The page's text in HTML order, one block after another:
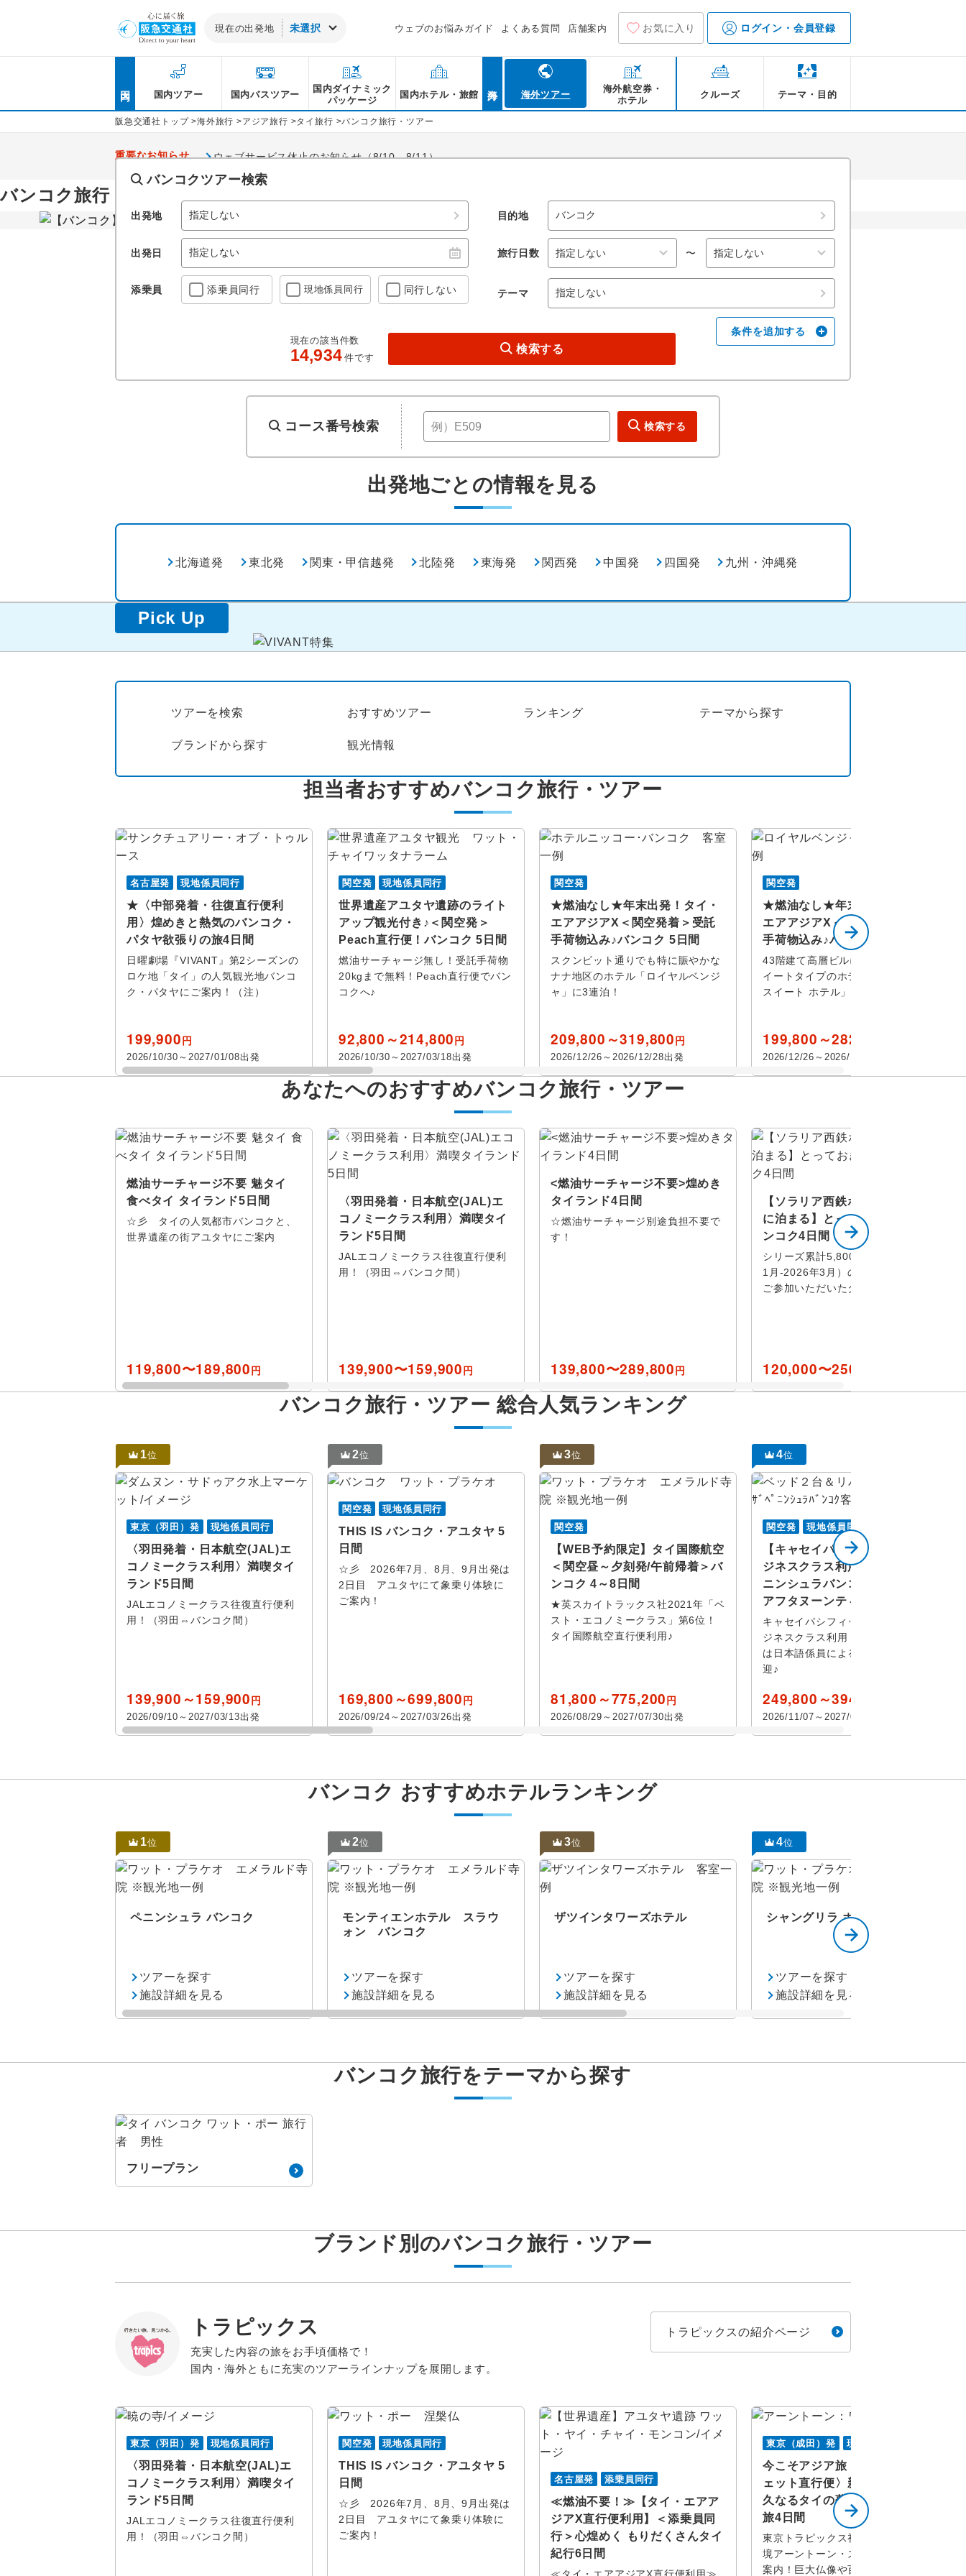
現在の出発地 未選択
東北発
関東・甲信越発
東海発
関西発
中国発
四国発
九州・沖縄発
ウェブのお悩みガイド よくある質問 店舗案内 お気に入り ログイン・会員登録
国内ツアー 国内バスツアー
国内ダイナミック
パッケージ
国内ホテル・旅館 海外ツアー
海外航空券・
ホテル
クルーズ テーマ・目的
阪急交通社トップ >海外旅行 >アジア旅行 >タイ旅行 >バンコク旅行・ツアー
重要なお知らせ ウェブサービス休止のお知らせ（8/10、8/11）
バンコク旅行・ツアー
バンコクはワット・プラケオやカオサン通りなどの観光スポット、マッサマンカレーやカオソーイなどのグル
メもいっぱい！お得なバンコク旅行・バンコクツアーなら阪急交通社におまかせ！
【バンコク】ワット・サマーン・ラッタナーラーム
【バンコク】ワット・アルン
【バンコク】ワット・サマーン・ラッタナーラーム
バンコクツアー検索
出発地 目的地
出発日 旅行日数 〜
添乗員 添乗員同行 現地係員 同行 同行しない テーマ
現在の該当件数
14,934 件です
条件を追加する
検索する
関東・甲信越
北陸
東海
中国
タイすべて
プーケット チェンマイ
アユタヤ パタヤ
ナコンパトム ウドンタニ スコタイ
ナコンパトム ノンカイ
日 月 土 火 水 木 土
長期滞在 周遊 女性限定
1名参加可能
乗り物
観光列車 クルーズ旅行
歴史 / 文化
自然探訪 登山・ハイキング オーロラ観賞
ゴルフ
グルメ テーマパーク ウェブ限定
プレミアムエコノミー
ビジネス
ファースト
クリスタルハート
e-very
フレンドツアー
ロイヤルコレクション
2名催行
コース番号検索 検索する
出発地ごとの情報を見る
北海道発 東北発 関東・甲信越発 北陸発 東海発 関西発 中国発 四国発 九州・沖縄発
Pick Up
ツアーを検索 おすすめツアー ランキング テーマから探す
ブランドから探す 観光情報
担当者おすすめバンコク旅行・ツアー
名古屋発 現地係員同行
★〈中部発着・往復直行便利
用〉煌めきと熱気のバンコク・
パタヤ欲張りの旅4日間
日曜劇場『VIVANT』第2シーズンの
ロケ地「タイ」の人気観光地バンコ
ク・パタヤにご案内！（注）
199,900円
2026/10/30～2027/01/08出発
関空発 現地係員同行
世界遺産アユタヤ遺跡のライト
アップ観光付き♪＜関空発＞
Peach直行便！バンコク 5日間
燃油サーチャージ無し！受託手荷物
20kgまで無料！Peach直行便でバン
コクへ♪
92,800～214,800円
2026/10/30～2027/03/18出発
関空発
★燃油なし★年末出発！タイ・
エアアジアX＜関空発着＞受託
手荷物込み♪バンコク 5日間
スクンビット通りでも特に賑やかな
ナナ地区のホテル「ロイヤルベンジ
ャ」に3連泊！
209,800～319,800円
2026/12/26～2026/12/28出発
関空発
★燃油なし★年末出発！タイ・
エアアジアX＜関空発着＞受託
手荷物込み♪バンコク 4日間
43階建て高層ビルに位置する全室ス
イートタイプのホテル「バイヨーク
スイート ホテル」に2連泊！
199,800～282,800
2026/12/26～2026/12/30出発
あなたへのおすすめバンコク旅行・ツアー
燃油サーチャージ不要 魅タイ
食べタイ タイランド5日間
☆彡 タイの人気都市バンコクと、
世界遺産の街アユタヤにご案内
119,800〜189,800円
〈羽田発着・日本航空(JAL)エ
コノミークラス利用〉満喫タイ
ランド5日間
JALエコノミークラス往復直行便利
用！（羽田⇔バンコク間）
139,900〜159,900円
<燃油サーチャージ不要>煌めき
タイランド4日間
☆燃油サーチャージ別途負担不要で
す！
139,800〜289,800円
【ソラリア西鉄ホテルバンコク
に泊まる】とっておき!決定版バ
ンコク4日間
シリーズ累計5,800名以上（2024年
1月-2026年3月）のお客様にご予約
ご参加いただいたタイ人…
120,000〜250,000
バンコク旅行・ツアー 総合人気ランキング
1位
東京（羽田）発 現地係員同行
〈羽田発着・日本航空(JAL)エ
コノミークラス利用〉満喫タイ
ランド5日間
JALエコノミークラス往復直行便利
用！（羽田⇔バンコク間）
139,900～159,900円
2026/09/10～2027/03/13出発
2位
関空発 現地係員同行
THIS IS バンコク・アユタヤ 5
日間
☆彡 2026年7月、8月、9月出発は
2日目 アユタヤにて象乗り体験に
ご案内！
169,800～699,800円
2026/09/24～2027/03/26出発
3位
関空発
【WEB予約限定】タイ国際航空
＜関空昼～夕刻発/午前帰着＞バ
ンコク 4～8日間
★英スカイトラックス社2021年「ベ
スト・エコノミークラス」第6位！
タイ国際航空直行便利用♪
81,800～775,200円
2026/08/29～2027/07/30出発
4位
関空発 現地係員同行
【キャセイパシフィック航空ビ
ジネスクラス利用】憧れのザペ
ニンシュラバンコクに3連泊！
アフタヌーンティ…
キャセイパシフィック航空全区間ビ
ジネスクラス利用！空港～ホテル間
は日本語係員による専用車にてご送
迎♪
249,800～394,800
2026/11/07～2027/03/25出発
バンコク おすすめホテルランキング
1位
ペニンシュラ バンコク
ツアーを探す
施設詳細を見る
2位
モンティエンホテル スラウ
ォン バンコク
ツアーを探す
施設詳細を見る
3位
ザツインタワーズホテル
ツアーを探す
施設詳細を見る
4位
シャングリラ ホテル バンコク
ツアーを探す
施設詳細を見る
バンコク旅行をテーマから探す
フリープラン
ブランド別のバンコク旅行・ツアー
トラピックス
充実した内容の旅をお手頃価格で！
国内・海外ともに充実のツアーラインナップを展開します。
トラピックスの紹介ページ
東京（羽田）発 現地係員同行
〈羽田発着・日本航空(JAL)エ
コノミークラス利用〉満喫タイ
ランド5日間
JALエコノミークラス往復直行便利
用！（羽田⇔バンコク間）
関空発 現地係員同行
THIS IS バンコク・アユタヤ 5
日間
☆彡 2026年7月、8月、9月出発は
2日目 アユタヤにて象乗り体験に
ご案内！
名古屋発 添乗員同行
≪燃油不要！≫【タイ・エアア
ジアX直行便利用】＜添乗員同
行＞心煌めく もりだくさんタイ
紀行6日間
≪タイ・エアアジアX直行便利用≫
東京（成田）発 現地係員同行
今こそアジア旅！〈タイベトジ
ェット直行便〉新発見紀行！悠
久なるタイの夢幻風景に出会う
旅4日間
東京トラピックス初登場！タイの秘
境アーントーン・スパンブリーへご
案内！巨大仏像や百年市場！